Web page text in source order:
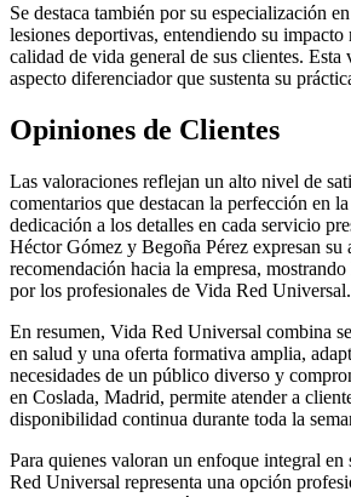
Se destaca también por su especialización
lesiones deportivas, entendiendo su
calidad de vida general de sus clientes. Esta
aspecto diferenciador que sustenta su
Opiniones de Clientes
Las valoraciones reflejan un alto nivel de
comentarios que destacan la perfección en
dedicación a los detalles en cada servicio
Héctor Gómez y Begoña Pérez expresan su
recomendación hacia la empresa,
por los profesionales de Vida Red Universal.
En resumen, Vida Red Universal combina
en salud y una oferta formativa amplia,
necesidades de un público diverso y
en Coslada, Madrid, permite atender a
disponibilidad continua durante toda la
Para quienes valoran un enfoque integral
Red Universal representa una opción